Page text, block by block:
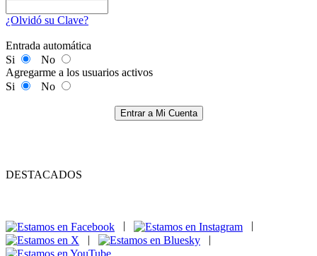
¿Olvidó su Clave?
Entrada automática
Si
No
Agregarme a los usuarios activos
Si
No
Entrar a Mi Cuenta
DESTACADOS
|
|